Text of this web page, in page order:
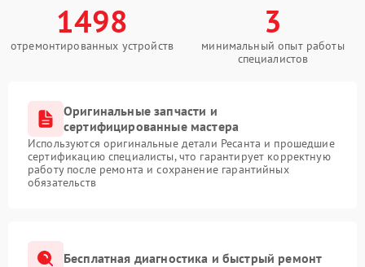
1498
отремонтированных устройств
3
минимальный опыт работы
специалистов
Оригинальные запчасти и
сертифицированные мастера
Используются оригинальные детали Ресанта и прошедшие
сертификацию специалисты, что гарантирует корректную
работу после ремонта и сохранение гарантийных
обязательств
Бесплатная диагностика и быстрый ремонт